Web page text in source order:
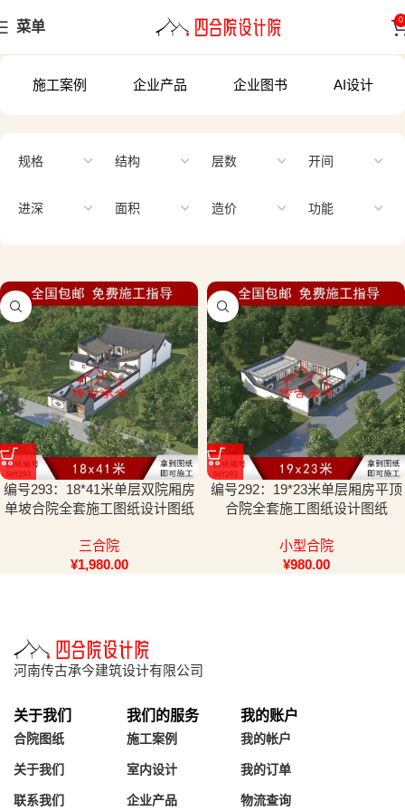
菜单 0
施工案例 企业产品 企业图书 AI设计
编号293：18*41米单层双院厢房
单坡合院全套施工图纸设计图纸
三合院
¥1,980.00
编号292：19*23米单层厢房平顶
合院全套施工图纸设计图纸
小型合院
¥980.00
河南传古承今建筑设计有限公司
关于我们
合院图纸
关于我们
联系我们
我们的服务
施工案例
室内设计
企业产品
我的账户
我的帐户
我的订单
物流查询